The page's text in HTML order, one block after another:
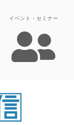
イベント・セミナー